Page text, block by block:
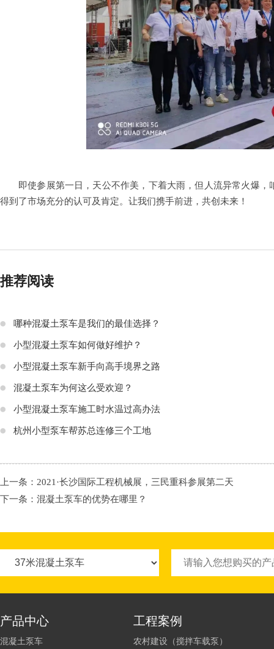
即使参展第一日，天公不作美，下着大雨，但人流异常火爆
得到了市场充分的认可及肯定。让我们携手前进，共创未来！
推荐阅读
哪种混凝土泵车是我们的最佳选择？
小型混凝土泵车如何做好维护？
小型混凝土泵车新手向高手境界之路
混凝土泵车为何这么受欢迎？
小型混凝土泵车施工时水温过高办法
杭州小型泵车帮苏总连修三个工地
上一条： 2021·长沙国际工程机械展，三民重科参展第二天
下一条： 混凝土泵车的优势在哪里？
产品中心
混凝土泵车
工程案例
农村建设（搅拌车载泵）